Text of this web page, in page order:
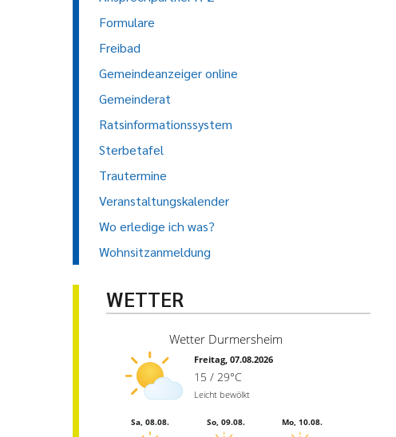
Formulare
Freibad
Gemeindeanzeiger online
Gemeinderat
Ratsinformationssystem
Sterbetafel
Trautermine
Veranstaltungskalender
Wo erledige ich was?
Wohnsitzanmeldung
WETTER
Wetter Durmersheim
Freitag, 07.08.2026
15 / 29°C
Leicht bewölkt
Sa, 08.08. So, 09.08. Mo, 10.08.